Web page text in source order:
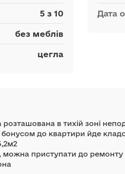
5 з 10
без меблів
цегла
Дата
в тихій зоні
до квартири йде
можна приступати до ремонту